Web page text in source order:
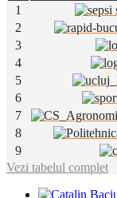
1
2
3
4
5
6
7
8
9
Vezi tabelul complet